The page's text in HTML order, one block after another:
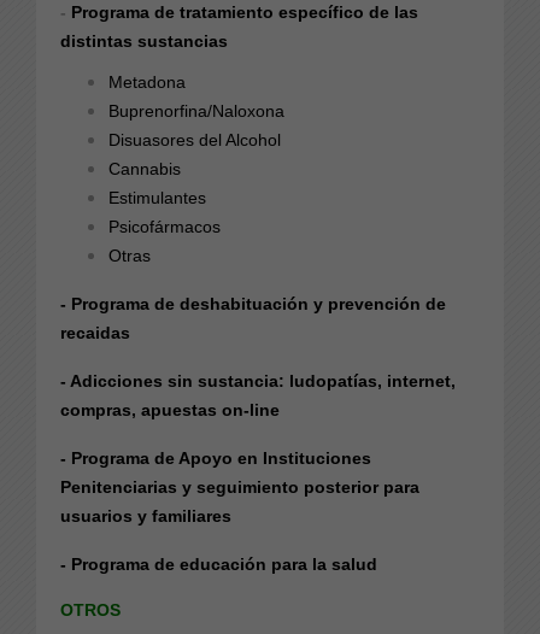
- Programa de tratamiento específico de las
distintas sustancias
Metadona
Buprenorfina/Naloxona
Disuasores del Alcohol
Cannabis
Estimulantes
Psicofármacos
Otras
- Programa de deshabituación y prevención de
recaidas
- Adicciones sin sustancia: ludopatías, internet,
compras, apuestas on-line
- Programa de Apoyo en Instituciones
Penitenciarias y seguimiento posterior para
usuarios y familiares
- Programa de educación para la salud
OTROS